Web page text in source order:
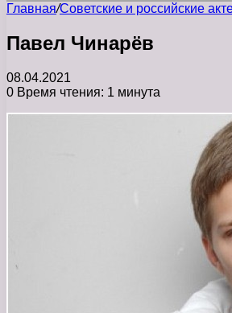
Главная/Советские и российские
Павел Чинарёв
08.04.2021
0 Время чтения: 1 минута